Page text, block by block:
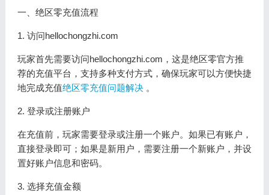
一、绝区零充值流程
1. 访问hellochongzhi.com
玩家首先需要访问hellochongzhi.com，这是绝区零官方推
荐的充值平台，支持多种支付方式，确保玩家可以方便快捷
地完成充值绝区零充值问题解决。
2. 登录或注册账户
在充值前，玩家需要登录或注册一个账户。如果已有账户，
直接登录即可；如果是新用户，需要注册一个新账户，并设
置好账户信息和密码。
3. 选择充值金额